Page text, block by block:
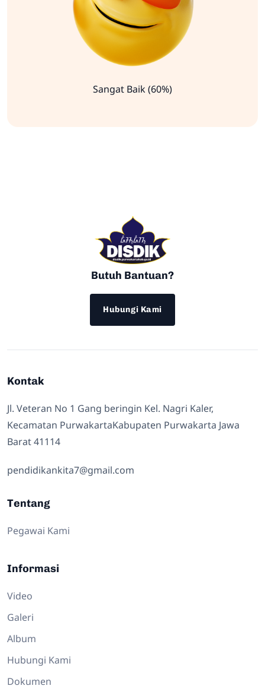
Sangat Baik (60%)
Butuh Bantuan?
Hubungi Kami
Kontak
Jl. Veteran No 1 Gang beringin Kel. Nagri Kaler,
Kecamatan PurwakartaKabupaten Purwakarta Jawa
Barat 41114
pendidikankita7@gmail.com
Tentang
Pegawai Kami
Informasi
Video
Galeri
Album
Hubungi Kami
Dokumen